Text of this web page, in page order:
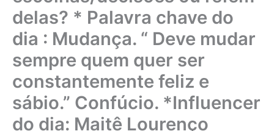
delas? * Palavra chave do
dia : Mudança. “ Deve mudar
sempre quem quer ser
constantemente feliz e
sábio.” Confúcio. *Influencer
do dia: Maitê Lourenço